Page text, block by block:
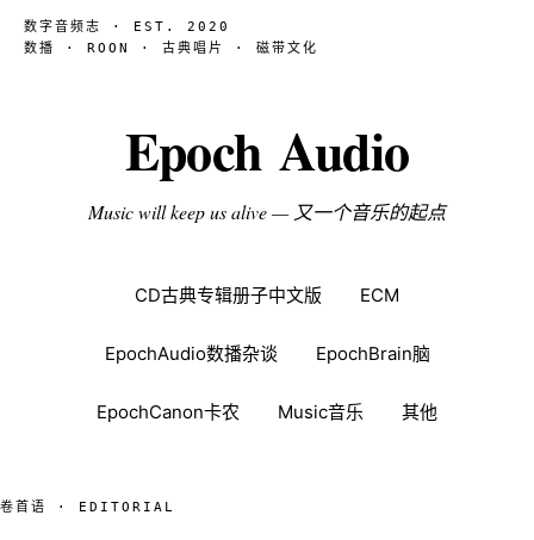
数字音频志 · EST. 2020
数播 · ROON · 古典唱片 · 磁带文化
Epoch Audio
Music will keep us alive — 又一个音乐的起点
CD古典专辑册子中文版 ECM
EpochAudio数播杂谈 EpochBrain脑
EpochCanon卡农 Music音乐 其他
卷首语 · EDITORIAL